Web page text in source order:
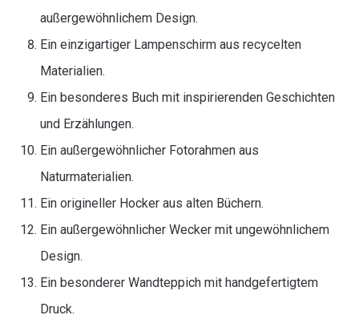
außergewöhnlichem Design.
Ein einzigartiger Lampenschirm aus recycelten
Materialien.
Ein besonderes Buch mit inspirierenden Geschichten
und Erzählungen.
Ein außergewöhnlicher Fotorahmen aus
Naturmaterialien.
Ein origineller Hocker aus alten Büchern.
Ein außergewöhnlicher Wecker mit ungewöhnlichem
Design.
Ein besonderer Wandteppich mit handgefertigtem
Druck.